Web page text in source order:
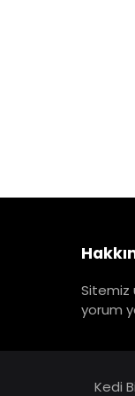
Sitemiz
yorum
Kedi